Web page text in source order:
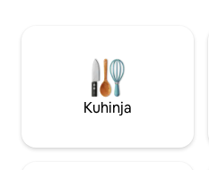
užurbanom Sayuliti ovih
dana!...Napomena: u okolici ima
građevinskih radova
Kuhinja